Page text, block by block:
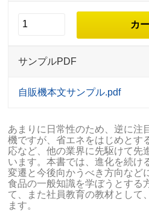
サンプルPDF
自販機本文サンプル.pdf
あまりに日常性のため、逆に注
機ですが、省エネをはじめとす
応など、他の業界に先駆けて先
います。本書では、進化を続け
変遷と今後向かうべき方向など
食品の一般知識を学ぼうとする
て、また社員教育の教材として
ます。